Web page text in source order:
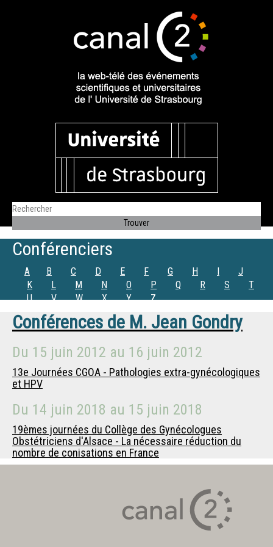
Conférenciers
A B C D E F G H I
J
K
L M N O P Q R S
T
U
V W X Y Z
Conférences de M. Jean Gondry
Du 15 juin 2012 au 16 juin 2012
13e Journées CGOA - Pathologies extra-gynécologiques
et HPV
Du 14 juin 2018 au 15 juin 2018
19èmes journées du Collège des Gynécologues
Obstétriciens d'Alsace - La nécessaire réduction du
nombre de conisations en France